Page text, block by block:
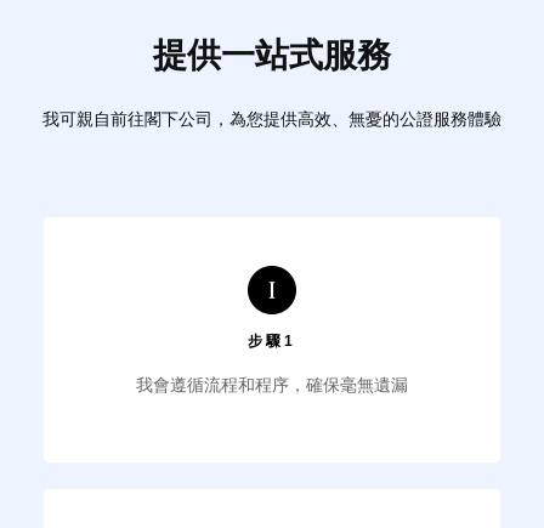
提供一站式服務
我可親自前往閣下公司，為您提供高效、無憂的公證服務體驗
步驟1
我會遵循流程和程序，確保毫無遺漏